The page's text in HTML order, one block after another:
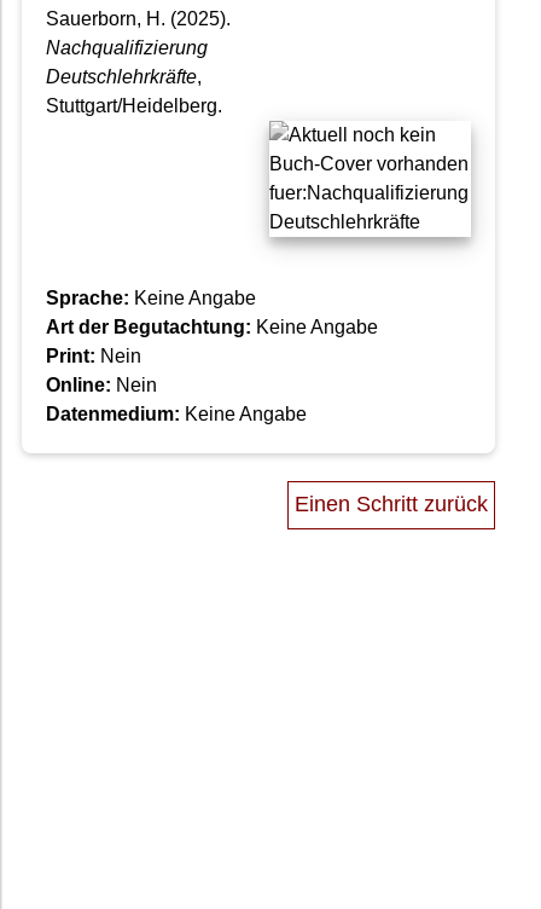
Sauerborn, H. (2025).
Nachqualifizierung
Deutschlehrkräfte,
Stuttgart/Heidelberg.
Sprache: Keine Angabe
Art der Begutachtung: Keine Angabe
Print: Nein
Online: Nein
Datenmedium: Keine Angabe